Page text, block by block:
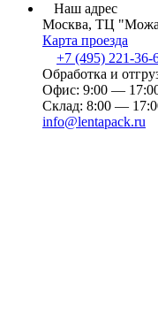
Наш адрес
Москва, ТЦ
Карта проезда
+7 (495) 221-36-
Обработка и
Офис: 9:00 —
Склад: 8:00 —
info@lentapack.ru